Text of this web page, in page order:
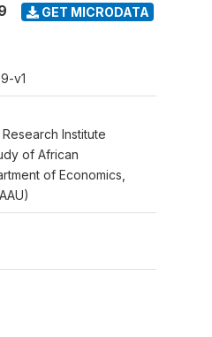
GET MICRODATA
v1
Institute
of African
of Economics,